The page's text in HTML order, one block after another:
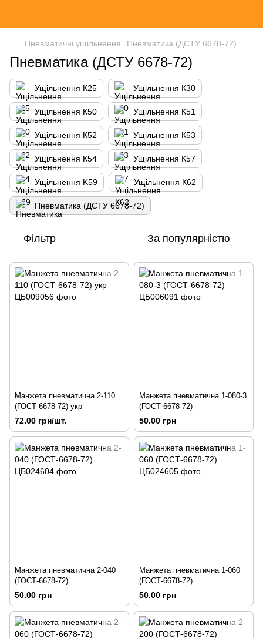
Пневматичні ущільнення Пневматика (ДСТУ 6678-72)
Пневматика (ДСТУ 6678-72)
Ущільнення К25 Ущільнення К30
Ущільнення К50 Ущільнення К51
Ущільнення К52 Ущільнення К53
Ущільнення К54 Ущільнення К57
Ущільнення K59 Ущільнення К62
Пневматика (ДСТУ 6678-72)
Фільтр За популярністю
Манжета пневматична 2-110
(ГОСТ-6678-72) укр
72.00 грн/шт.
Манжета пневматична 1-080-3
(ГОСТ-6678-72)
50.00 грн
Манжета пневматична 2-040
(ГОСТ-6678-72)
50.00 грн
Манжета пневматична 1-060
(ГОСТ-6678-72)
50.00 грн